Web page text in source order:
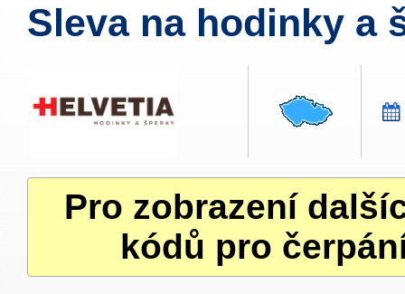
Sleva na hodinky a
Pro zobrazení
kódů pro